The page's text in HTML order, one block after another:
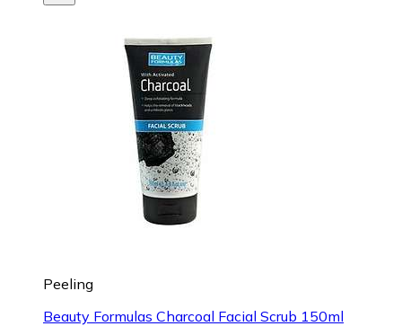
Peeling
Beauty Formulas Charcoal Facial Scrub 150ml